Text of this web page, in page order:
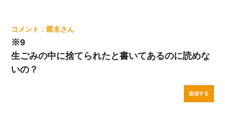
匿名
※9
生ごみの中に捨てられたと書いてあるのに読めな
いの？
返信する